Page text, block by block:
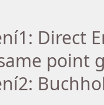
Direct
point